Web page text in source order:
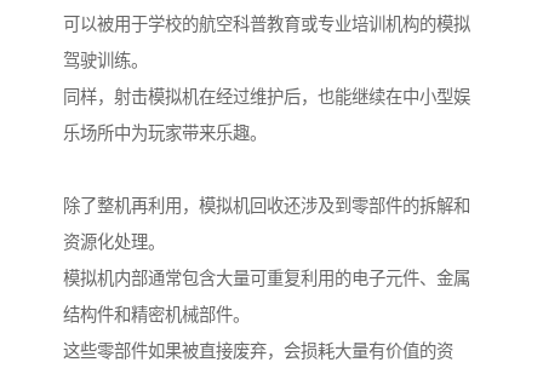
可以被用于学校的航空科普教育或专业培训机构的模拟
驾驶训练。
同样，射击模拟机在经过维护后，也能继续在中小型娱
乐场所中为玩家带来乐趣。
除了整机再利用，模拟机回收还涉及到零部件的拆解和
资源化处理。
模拟机内部通常包含大量可重复利用的电子元件、金属
结构件和精密机械部件。
这些零部件如果被直接废弃，会损耗大量有价值的资